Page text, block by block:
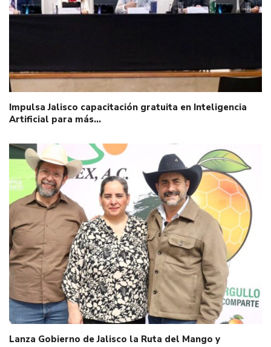
Impulsa Jalisco capacitación gratuita en Inteligencia
Artificial para más…
Lanza Gobierno de Jalisco la Ruta del Mango y